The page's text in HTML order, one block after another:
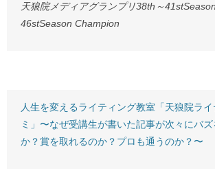
天狼院メディアグランプリ38th～
46stSeason Champion
人生を変えるライティング教室「天狼院ラ
ミ」〜なぜ受講生が書いた記事が次々にバ
か？賞を取れるのか？プロも通うのか？〜